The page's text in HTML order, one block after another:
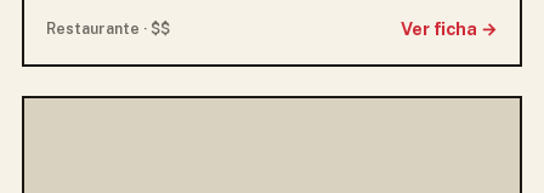
Restaurante · $$ Ver ficha →